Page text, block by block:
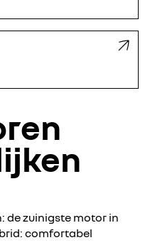
de zuinigste motor in
comfortabel